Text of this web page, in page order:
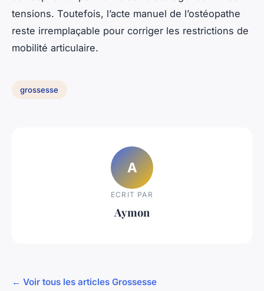
tensions. Toutefois, l’acte manuel de l’ostéopathe
reste irremplaçable pour corriger les restrictions de
mobilité articulaire.
grossesse
A
ECRIT PAR
Aymon
← Voir tous les articles Grossesse